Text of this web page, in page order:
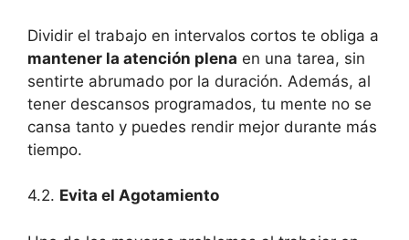
Dividir el trabajo en intervalos cortos te obliga a
mantener la atención plena en una tarea, sin
sentirte abrumado por la duración. Además, al
tener descansos programados, tu mente no se
cansa tanto y puedes rendir mejor durante más
tiempo.
4.2. Evita el Agotamiento